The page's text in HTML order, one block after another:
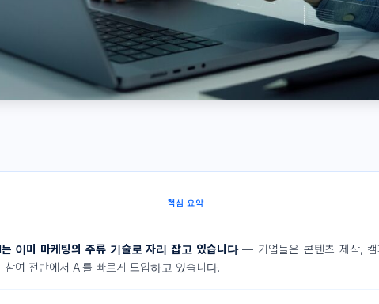
핵심 요약
이미 마케팅의 주류 기술로 자리 잡고 있습니다— 기업들은 콘텐츠 제작, 캠
참여 전반에서 AI를 빠르게 도입하고 있습니다.